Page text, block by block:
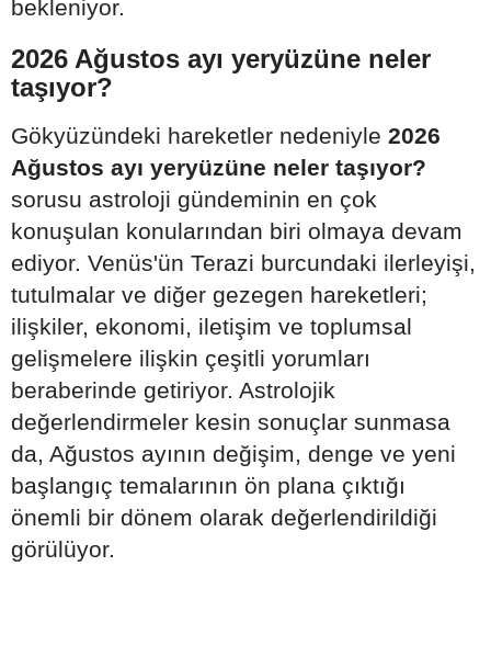
bekleniyor.
2026 Ağustos ayı yeryüzüne neler
taşıyor?
Gökyüzündeki hareketler nedeniyle 2026
Ağustos ayı yeryüzüne neler taşıyor?
sorusu astroloji gündeminin en çok
konuşulan konularından biri olmaya devam
ediyor. Venüs'ün Terazi burcundaki ilerleyişi,
tutulmalar ve diğer gezegen hareketleri;
ilişkiler, ekonomi, iletişim ve toplumsal
gelişmelere ilişkin çeşitli yorumları
beraberinde getiriyor. Astrolojik
değerlendirmeler kesin sonuçlar sunmasa
da, Ağustos ayının değişim, denge ve yeni
başlangıç temalarının ön plana çıktığı
önemli bir dönem olarak değerlendirildiği
görülüyor.